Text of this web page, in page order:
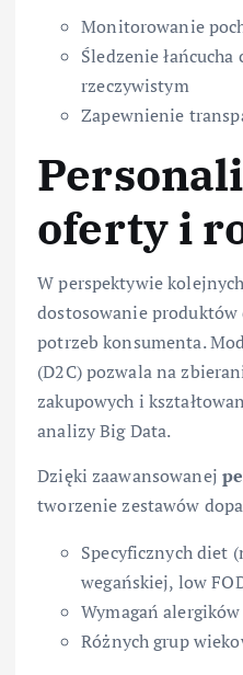
Monitorowanie
Śledzenie łańcucha
rzeczywistym
Zapewnienie
oferty i
W perspektywie
dostosowanie
potrzeb konsumenta.
(D2C) pozwala na
zakupowych i
analizy Big Data.
Dzięki zaawansowanej
tworzenie zestawów
Specyficznych diet
wegańskiej, low
Wymagań alergików
Różnych grup